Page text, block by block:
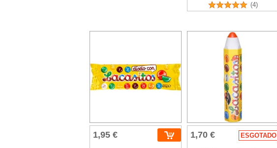
(4)
1,95 € 1,70 € ESGOTADO